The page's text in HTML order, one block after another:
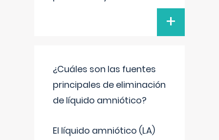
+
¿Cuáles son las fuentes
principales de eliminación
de líquido amniótico?
El líquido amniótico (LA)